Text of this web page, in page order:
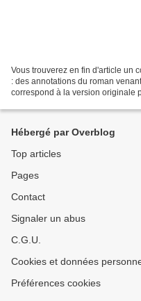
Vous trouverez en fin d'article un
: des annotations du roman
correspond à la version originale
Hébergé par Overblog
Top articles
Pages
Contact
Signaler un abus
C.G.U.
Cookies et données
Préférences cookies